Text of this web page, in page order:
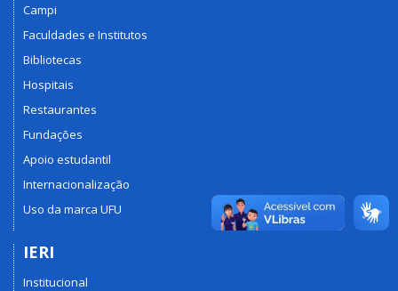
Campi
Faculdades e Institutos
Bibliotecas
Hospitais
Restaurantes
Fundações
Apoio estudantil
Internacionalização
Uso da marca UFU
IERI
Institucional